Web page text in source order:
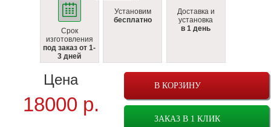
Срок
изготовления
под заказ от 1-
3 дней
Установим
бесплатно
Доставка и
установка
в 1 день
В КОРЗИНУ
ЗАКАЗ В 1 КЛИК
Цена
18000 р.